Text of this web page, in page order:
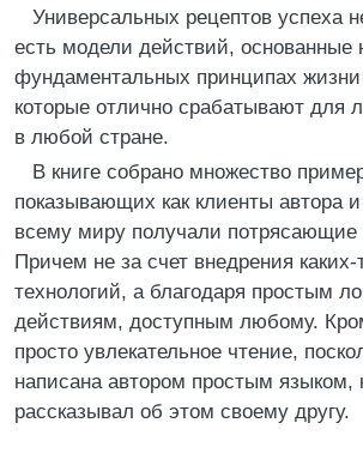
Универсальных рецептов успеха
есть модели действий, основанные
фундаментальных принципах
которые отлично срабатывают для
в любой стране.
В книге собрано множество
показывающих как клиенты автора
всему миру получали потрясающие
Причем не за счет внедрения
технологий, а благодаря простым
действиям, доступным любому.
просто увлекательное чтение,
написана автором простым языком,
рассказывал об этом своему другу.